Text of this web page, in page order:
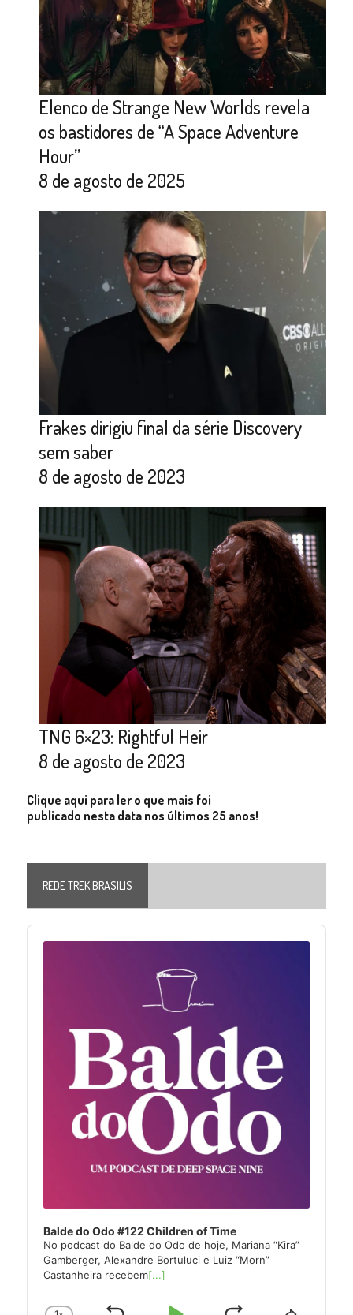
Elenco de Strange New Worlds revela
os bastidores de “A Space Adventure
Hour”
8 de agosto de 2025
Frakes dirigiu final da série Discovery
sem saber
8 de agosto de 2023
TNG 6×23: Rightful Heir
8 de agosto de 2023
Clique aqui para ler o que mais foi
publicado nesta data nos últimos 25 anos!
REDE TREK BRASILIS
Audio
Player
Balde do Odo #122 Children of Time
No podcast do Balde do Odo de hoje, Mariana “Kira”
Gamberger, Alexandre Bortuluci e Luiz “Morn”
Castanheira recebem[...]